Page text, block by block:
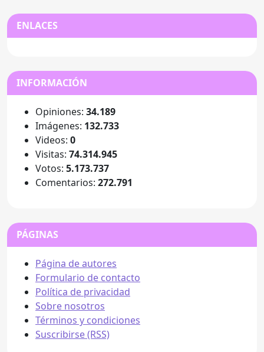
ENLACES
INFORMACIÓN
Opiniones: 34.189
Imágenes: 132.733
Videos: 0
Visitas: 74.314.945
Votos: 5.173.737
Comentarios: 272.791
PÁGINAS
Página de autores
Formulario de contacto
Política de privacidad
Sobre nosotros
Términos y condiciones
Suscribirse (RSS)